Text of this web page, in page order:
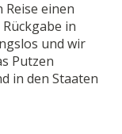
einen
in
und wir
Putzen
in den Staaten